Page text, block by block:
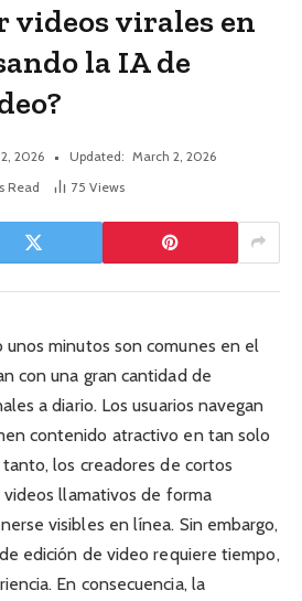
videos virales en
la IA de
2026 Updated: March 2, 2026
Read 75 Views
minutos son comunes en el
con una gran cantidad de
a diario. Los usuarios navegan
contenido atractivo en tan solo
los creadores de cortos
llamativos de forma
visibles en línea. Sin embargo,
edición de video requiere tiempo,
En consecuencia, la